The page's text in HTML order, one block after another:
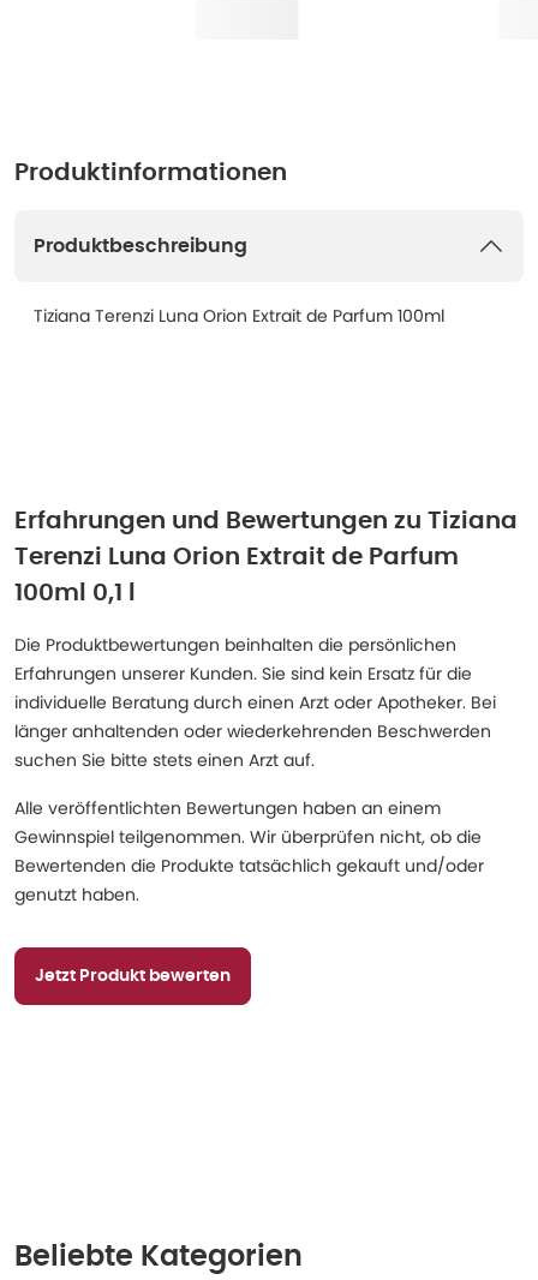
Produktinformationen
Produktbeschreibung
Tiziana Terenzi Luna Orion Extrait de Parfum 100ml
Erfahrungen und Bewertungen zu Tiziana
Terenzi Luna Orion Extrait de Parfum
100ml 0,1 l
Die Produktbewertungen beinhalten die persönlichen
Erfahrungen unserer Kunden. Sie sind kein Ersatz für die
individuelle Beratung durch einen Arzt oder Apotheker. Bei
länger anhaltenden oder wiederkehrenden Beschwerden
suchen Sie bitte stets einen Arzt auf.
Alle veröffentlichten Bewertungen haben an einem
Gewinnspiel teilgenommen. Wir überprüfen nicht, ob die
Bewertenden die Produkte tatsächlich gekauft und/oder
genutzt haben.
Jetzt Produkt bewerten
Beliebte Kategorien